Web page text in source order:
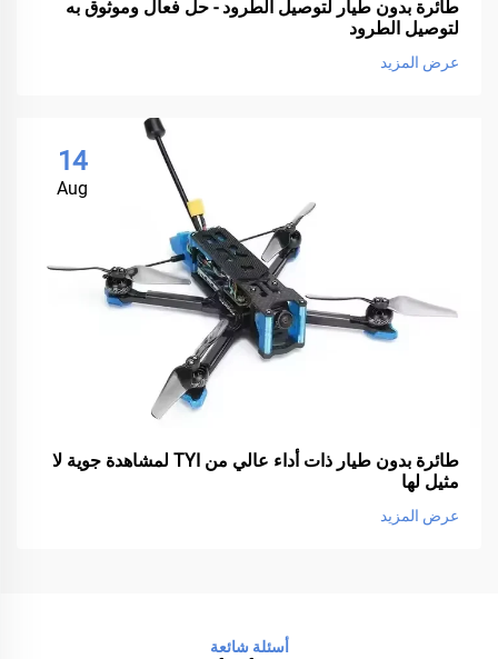
طائرة بدون طيار لتوصيل الطرود - حل فعال وموثوق به
لتوصيل الطرود
عرض المزيد
14
Aug
طائرة بدون طيار ذات أداء عالي من TYI لمشاهدة جوية لا
مثيل لها
عرض المزيد
أسئلة شائعة